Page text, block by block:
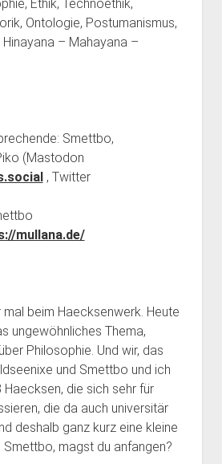
Ethik, Technoethik,
Ontologie, Postumanismus,
Hinayana – Mahayana –
Smettbo,
(Mastodon
, Twitter
mullana.de/
beim Haecksenwerk. Heute
ungewöhnliches Thema,
Philosophie. Und wir, das
und Smettbo und ich
Haecksen, die sich sehr für
die da auch universitär
deshalb ganz kurz eine kleine
Smettbo, magst du anfangen?